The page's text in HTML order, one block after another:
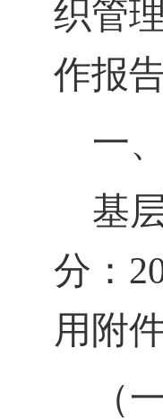
织管
作报
一、
基
分：
用附
（